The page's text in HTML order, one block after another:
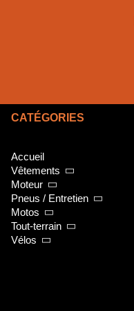
CATÉGORIES
Accueil
Vêtements
Moteur
Pneus / Entretien
Motos
Tout-terrain
Vélos